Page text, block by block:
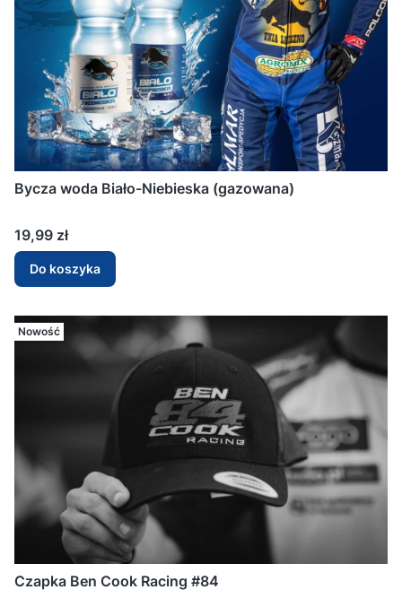
Bycza woda Biało-Niebieska (gazowana)
Cena
19,99 zł
Do koszyka
Nowość
Czapka Ben Cook Racing #84